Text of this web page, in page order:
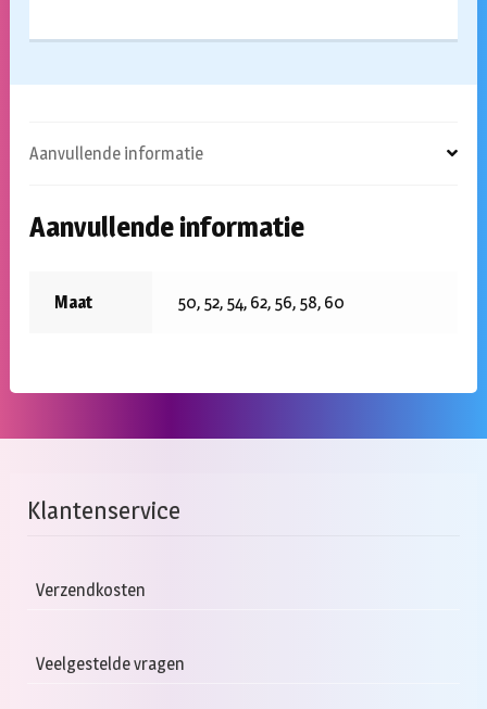
Aanvullende informatie
Aanvullende informatie
Maat 50, 52, 54, 62, 56, 58, 60
Klantenservice
Verzendkosten
Veelgestelde vragen